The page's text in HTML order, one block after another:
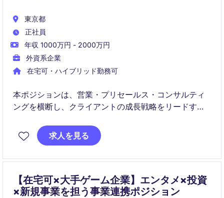
東京都
正社員
年収 1000万円 - 2000万円
外資系企業
在宅可・ハイブリッド勤務可
本ポジションは、営業・プリセールス・コンサルティ
ングを横断し、クライアントの成長戦略をリードする
案、デリバリーまで一貫して担い、企業の戦略意思決
定に直接影響を与える役割を担います。
求人を見る
【在宅可×大手ゲーム企業】エンタメ×投資
×新規事業を担う事業連携ポジション